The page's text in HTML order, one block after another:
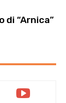
di “Arnica”